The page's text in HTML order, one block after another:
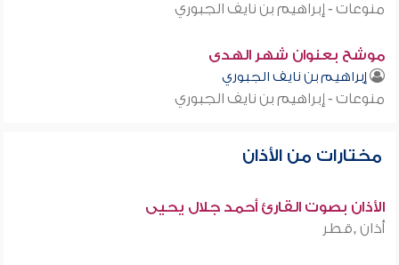
منوعات - إبراهيم بن نايف الجبوري
موشح بعنوان شهر الهدى
إبراهيم بن نايف الجبوري
منوعات - إبراهيم بن نايف الجبوري
مختارات من الأذان
الأذان بصوت القارئ أحمد جلال يحيى
أذان ,قطر